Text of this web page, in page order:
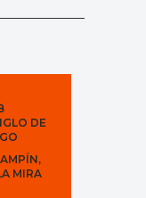
DE
MIRA